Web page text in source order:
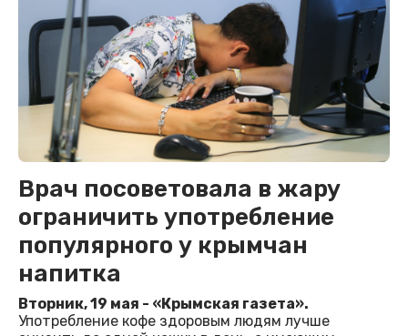
Врач посоветовала в жару
ограничить употребление
популярного у крымчан
напитка
Вторник, 19 мая - «Крымская газета».
Употребление кофе здоровым людям лучше